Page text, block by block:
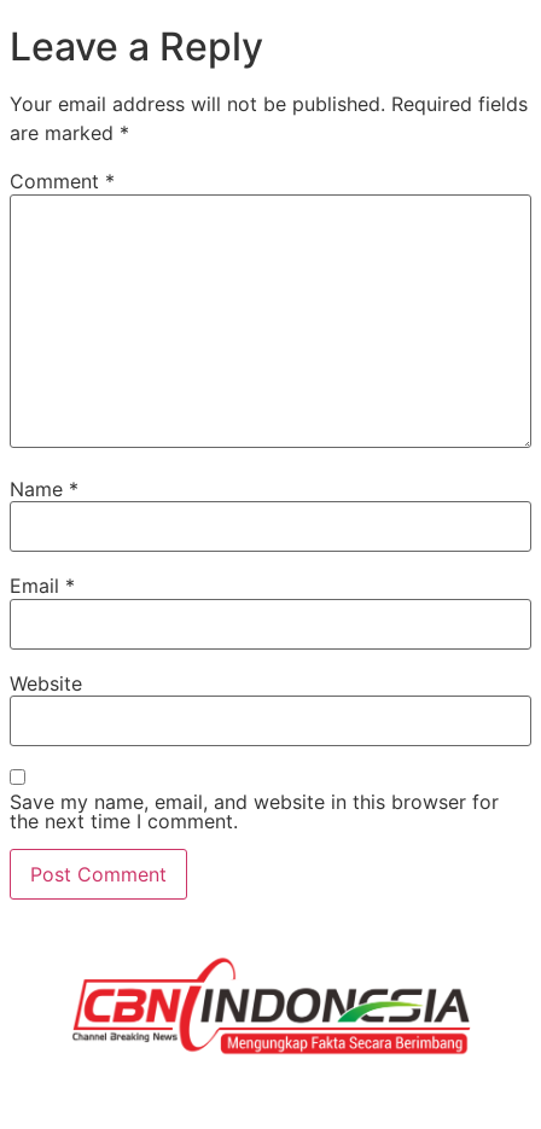
Leave a Reply
Your email address will not be published. Required fields
are marked *
Comment *
Name *
Email *
Website
Save my name, email, and website in this browser for
the next time I comment.